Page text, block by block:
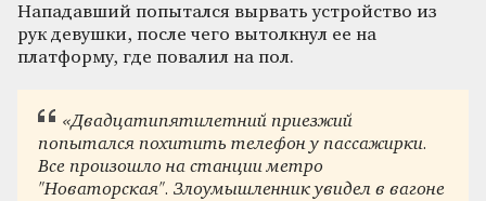
Нападавший попытался вырвать устройство из
рук девушки, после чего вытолкнул ее на
платформу, где повалил на пол.
«Двадцатипятилетний приезжий
попытался похитить телефон у пассажирки.
Все произошло на станции метро
"Новаторская". Злоумышленник увидел в вагоне